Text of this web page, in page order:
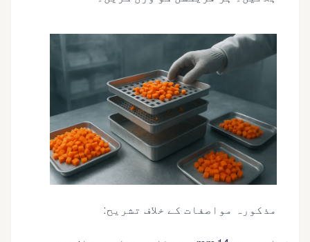
مذکورہ مواصفات کے خلاف تشریح: